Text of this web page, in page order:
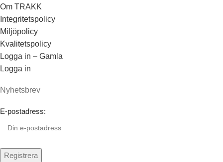
Om TRAKK
Integritetspolicy
Miljöpolicy
Kvalitetspolicy
Logga in – Gamla
Logga in
Nyhetsbrev
E-postadress: